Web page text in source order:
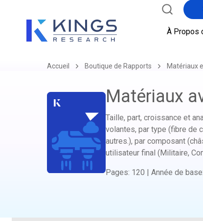
À Propos
Accueil Boutique de Rapports Matériaux
Matériaux
Taille, part, croissance et
volantes, par type (fibre de
autres.), par composant
utilisateur final (Militaire,
Pages: 120 | Année de base: